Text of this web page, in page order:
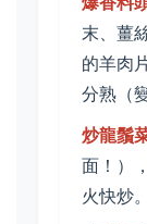
末、薑
的羊肉
分熟（
炒龍鬚
面！）
火快炒。